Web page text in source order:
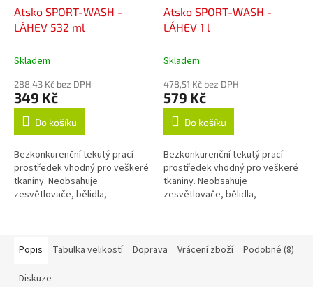
Atsko SPORT-WASH -
LÁHEV 532 ml
Skladem
288,43 Kč bez DPH
349 Kč
Do košíku
Bezkonkurenční tekutý prací
prostředek vhodný pro veškeré
tkaniny. Neobsahuje
zesvětlovače, bělidla,
Atsko SPORT-WASH -
LÁHEV 1 l
Skladem
478,51 Kč bez DPH
579 Kč
Do košíku
Bezkonkurenční tekutý prací
prostředek vhodný pro veškeré
tkaniny. Neobsahuje
zesvětlovače, bělidla,
Popis
Tabulka velikostí Doprava Vrácení zboží Podobné (8)
Diskuze